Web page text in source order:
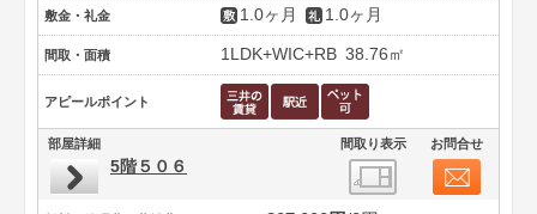
敷金・礼金 1.0ヶ月 1.0ヶ月
間取・面積 1LDK+WIC+RB 38.76㎡
アピールポイント
部屋詳細 間取り表示 お問合せ
5階５０６